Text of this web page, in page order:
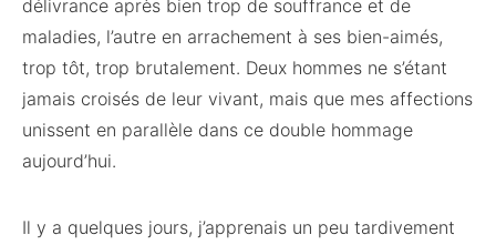
délivrance après bien trop de souffrance et de
maladies, l’autre en arrachement à ses bien-aimés,
trop tôt, trop brutalement. Deux hommes ne s’étant
jamais croisés de leur vivant, mais que mes affections
unissent en parallèle dans ce double hommage
aujourd’hui.
Il y a quelques jours, j’apprenais un peu tardivement